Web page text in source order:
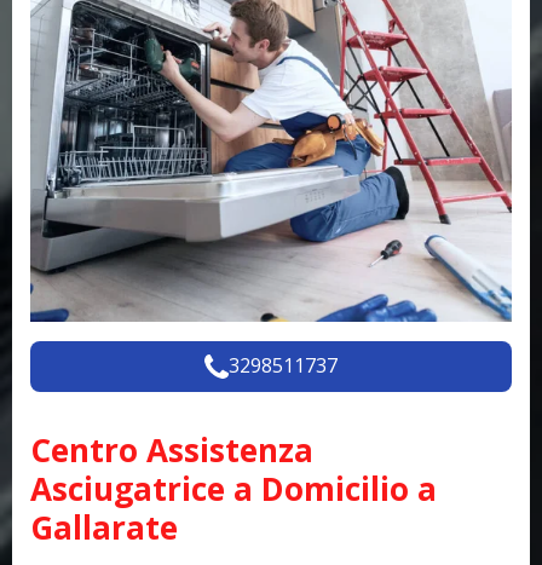
3298511737
Centro Assistenza
Asciugatrice a Domicilio a
Gallarate